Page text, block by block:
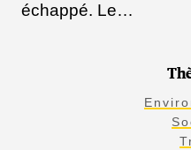
échappé. Le…